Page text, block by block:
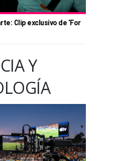
Clip exclusivo de 'For
Y